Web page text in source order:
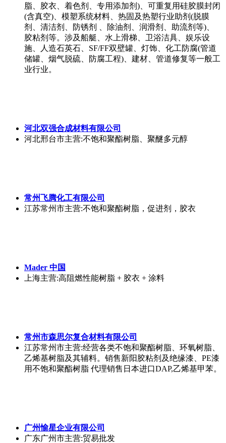
脂、胶衣、着色剂、专用添加剂)、可重复用硅胶膜封闭
(含真空)、模塑系统材料、热固及热塑行业助剂(脱膜
剂、清洁剂、防锈剂 、除油剂、润滑剂、助流剂等)、
胶粘剂等。涉及船艇、水上滑梯、卫浴洁具、娱乐设
施、人造石英石、SF/FF双壁罐、灯饰、化工防腐(管道
储罐、烟气脱硫、防腐工程)、建材、管道修复等一般工
业行业。
河北双强合成材料有限公司
河北邢台市主营:不饱和聚酯树脂、聚醚多元醇
常州飞腾化工有限公司
江苏常州市主营:不饱和聚酯树脂，促进剂，胶衣
Mader 中国
上海主营:高阻燃性能树脂 + 胶衣 + 涂料
常州市森思尔复合材料有限公司
江苏常州市主营:经营各类不饱和聚酯树脂、环氧树脂、
乙烯基树脂及其辅料。销售新阳胶粘剂及绝缘漆、PE漆
用不饱和聚酯树脂 代理销售日本进口DAP,乙烯基甲苯。
广州愉星企业有限公司
广东广州市主营:贸易批发